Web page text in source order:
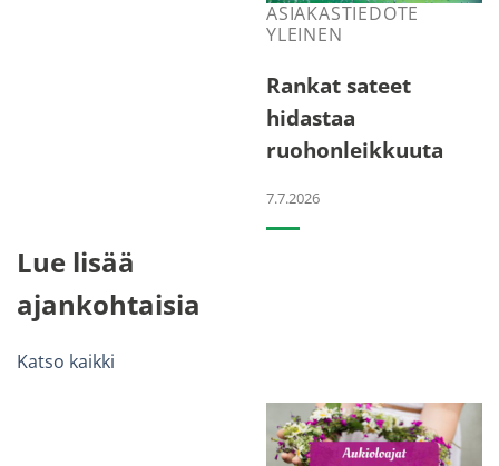
Lue lisää
ajankohtaisia
Katso kaikki
ASIAKASTIEDOTE
YLEINEN
Rankat sateet
hidastaa
ruohonleikkuuta
7.7.2026